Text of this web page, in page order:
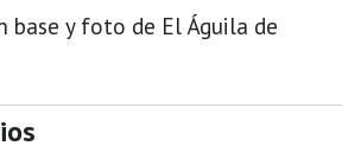
base y foto de El Águila de